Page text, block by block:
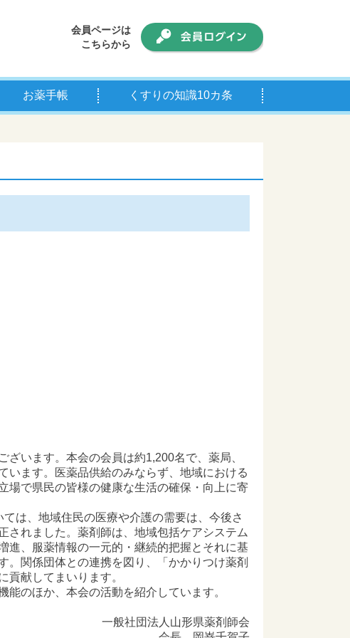
会員ページは
こちらから
お薬手帳 くすりの知識10カ条
います。本会の会員は約1,200名で、薬局、
います。医薬品供給のみならず、地域における
場で県民の皆様の健康な生活の確保・向上に寄
は、地域住民の医療や介護の需要は、今後さ
されました。薬剤師は、地域包括ケアシステム
進、服薬情報の一元的・継続的把握とそれに基
。関係団体との連携を図り、「かかりつけ薬剤
貢献してまいります。
のほか、本会の活動を紹介しています。
一般社団法人山形県薬剤師会